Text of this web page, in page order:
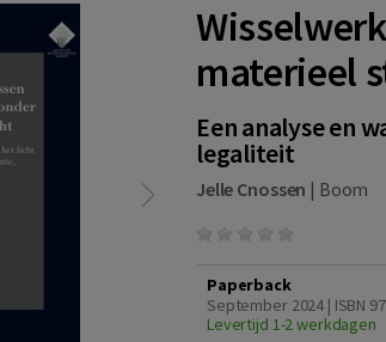
materieel
Een analyse en
legaliteit
Jelle Cnossen | Boom
Paperback
September 2024 | ISBN
Levertijd 1-2 werkdagen